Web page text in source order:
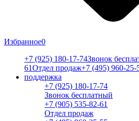
Избранное0
+7 (925) 180-17-74Звонок
61Отдел продаж+7 (495) 960-25-
поддержка
+7 (925) 180-17-74
Звонок бесплатный
+7 (905) 535-82-61
Отдел продаж